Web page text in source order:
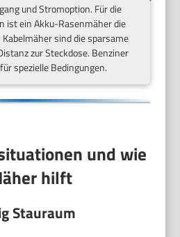
und Stromoption. Für die
ist ein Akku-Rasenmäher die
sind die sparsame
zur Steckdose. Benziner
spezielle Bedingungen.
und wie
hilft
Stauraum